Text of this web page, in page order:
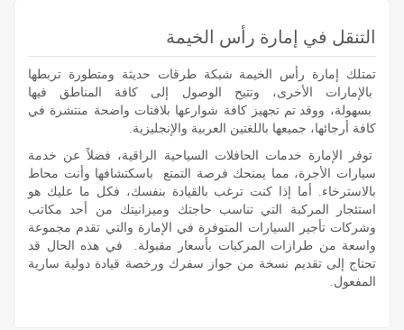
التنقل في إمارة رأس الخيمة
تمتلك إمارة رأس الخيمة شبكة طرقات حديثة ومتطورة تربطها
بالإمارات الأخرى، وتتيح الوصول إلى كافة المناطق فيها
بسهولة، ووقد تم تجهيز كافة شوارعها بلافتات واضحة منتشرة في
كافة أرجائها، جميعها باللغتين العربية والإنجليزية.
توفر الإمارة خدمات الحافلات السياحية الراقية، فضلاً عن خدمة
سيارات الأجرة، مما يمنحك فرصة التمتع باسكتشافها وأنت محاط
بالاسترخاء. أما إذا كنت ترغب بالقيادة بنفسك، فكل ما عليك هو
استئجار المركبة التي تناسب حاجتك وميزانيتك من أحد مكاتب
وشركات تأجير السيارات المتوفرة في الإمارة والتي تقدم مجموعة
واسعة من طرازات المركبات بأسعار مقبولة. في هذه الحال قد
تحتاج إلى تقديم نسخة من جواز سفرك ورخصة قيادة دولية سارية
المفعول.